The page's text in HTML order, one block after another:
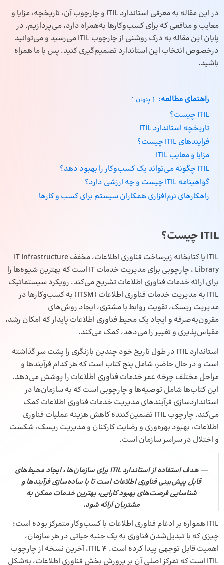
در این مقاله به معرفی استاندارد ITIL و چارچوب آن، تاریخچه، مزایا و
معایب و منافعی که برای کسب‌وکارها به‌همراه دارد، می‌پردازیم. در
پایان این مقاله به درک روشنی از چارچوب ITIL می‌رسید و می‌توانید
درخصوص انتخاب این استاندارد تصمیم‌گیری کنید. پس با ما همراه
باشید.
راهنمای مطالعه: پنهان
ITIL چیست؟
تاریخچه استاندارد ITIL
فرایندهای ITIL چیست؟
مزایا و معایب ITIL
ITIL چگونه می‌تواند یک کسب‌وکار را بهبود دهد؟
گواهینامه ITIL چیست و چه ارزشی دارد؟
راهکارهای نرم‌افزاری همکاران سیستم برای کسب و کارها
ITIL چیست؟
ITIL یا کتابخانه زیرساخت فناوری اطلاعات، مخفف IT Infrastructure
Library ، چارچوبی برای مدیریت خدمات IT است که بهترین شیوه‌ها را
برای ارائه خدمات فناوری اطلاعات تشریح می‌کند. رویکرد سیستماتیک
ITIL به مدیریت خدمات فناوری اطلاعات (ITSM) به کسب‌وکارها در
مدیریت ریسک، تقویت روابط با مشتری، ایجاد روش‌های
مقرون‌به‌صرفه و ایجاد یک محیط فناوری اطلاعات پایدار که امکان رشد،
مقیاس‌پذیری و تغییر را می‌دهد، کمک می‌کند.
استاندارد ITIL در طول تاریخ خود چندین بازنگری را پشت سر گذاشته
است و در حال حاضر، شامل پنج کتاب است که هر کدام فرآیندها و
مراحل مختلف چرخه عمر خدمات فناوری اطلاعات را پوشش می‌دهد.
این کتاب‌ها شامل توصیه‌ها و چارچوبی است که به سازمان‌ها در
استانداردسازی فرآیندهای مدیریت خدمات فناوری اطلاعات کمک
می‌کند. چارچوب ITIL تضمین‌کننده کاهش هزینه عملیات فناوری
اطلاعات، بهبود بهره‌وری و رضایت کارکنان و مدیریت ریسک، شکست
و اختلال در سراسر سازمان است.
هدف استفاده از استاندارد ITIL برای سازمان‌ها ، ایجاد محیط‌های
قابل پیش‌بینی فناوری اطلاعات است تا با ساده‌سازی فرآیندها و
شناسایی فرصت‌های بهبود کارایی، بهترین خدمات ممکن به
مشتریان ارائه شود.
ITIL همواره بر ادغام فناوری اطلاعات با کسب‌وکار متمرکز بوده است؛
چیزی که با تبدیل‌شدن فناوری به یک جنبه حیاتی در هر سازمان،
اهمیت قابل توجهی پیدا کرده است. ITIL 4، آخرین نسخه از چارچوب
ITIL است که تمرکز اصلی آن بر پرورش بخش فناوری اطلاعات، به‌شکل